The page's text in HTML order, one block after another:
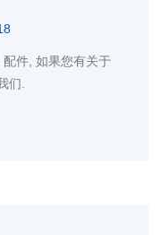
件, 如果您有关于
们.